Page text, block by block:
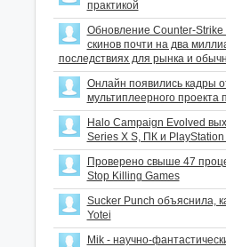
практикой
Обновление Counter-
скинов почти на два
последствиях для рынка и
Онлайн появились кадры
мультиплеерного проекта
Halo Campaign Evolved
Series X S, ПК и PlayStation
Проверено свыше 47
Stop Killing Games
Sucker Punch объяснила,
Yotei
Mik - научно-